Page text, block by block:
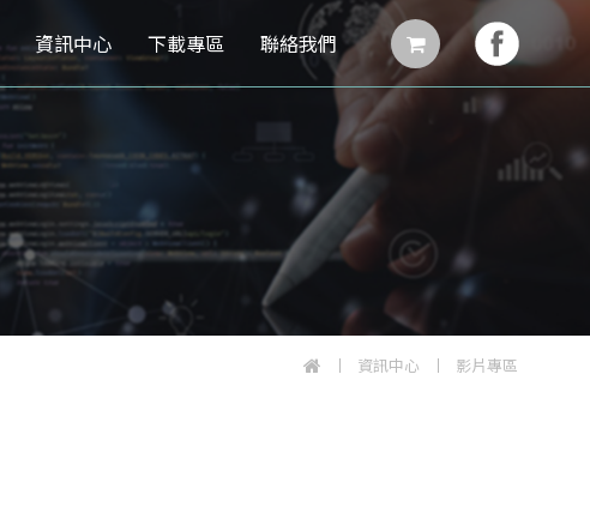
資訊中心 下載專區 聯絡我們
資訊中心 影片專區